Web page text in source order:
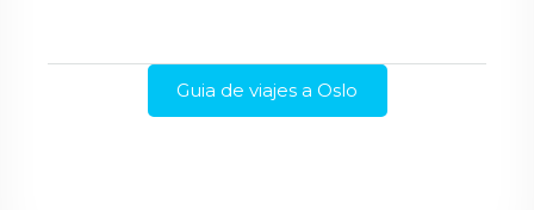
Guia de viajes a Oslo